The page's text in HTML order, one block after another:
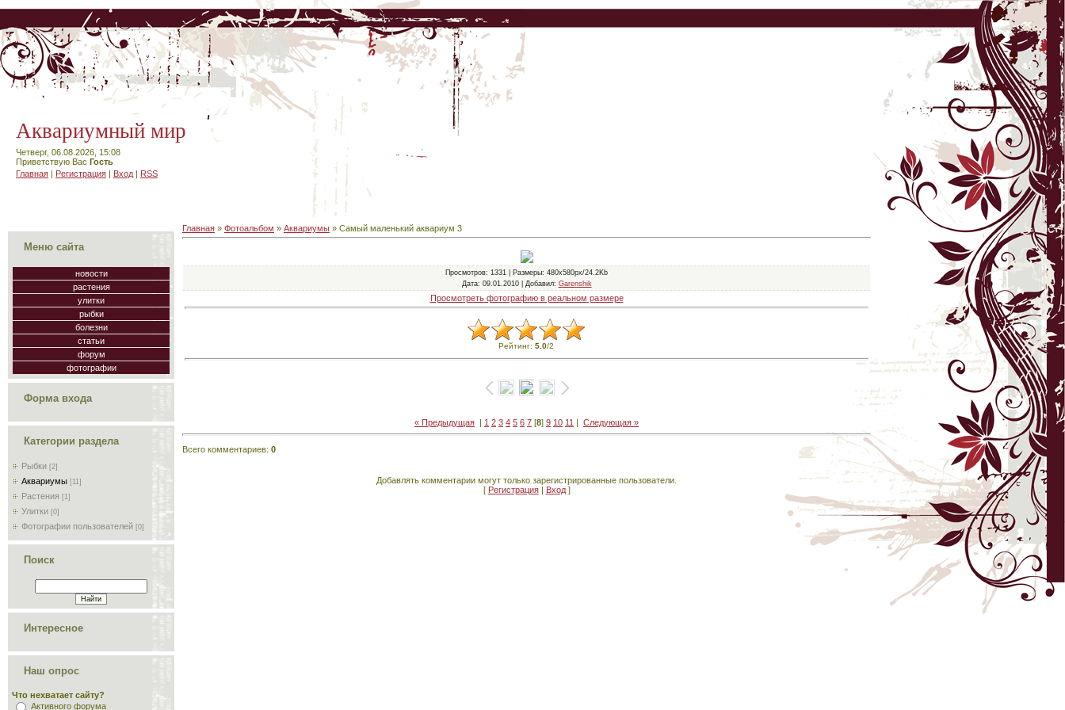
Аквариумный мир
Четверг, 06.08.2026, 15:08
Приветствую Вас Гость
Главная | Регистрация | Вход | RSS
Меню сайта
новости
растения
улитки
рыбки
болезни
статьи
форум
фотографии
Форма входа
Категории раздела
Рыбки [2]
Аквариумы [11]
Растения [1]
Улитки [0]
Фотографии пользователей [0]
Поиск
Интересное
Наш опрос
Что нехватает сайту?
Активного форума
Главная » Фотоальбом » Аквариумы » Самый маленький аквариум 3
Просмотров: 1331 | Размеры: 480x580px/24.2Kb
Дата: 09.01.2010 | Добавил: Garenshik
Просмотреть фотографию в реальном размере
Рейтинг: 5.0/2
« Предыдущая | 1 2 3 4 5 6 7 [8] 9 10 11 | Следующая »
Всего комментариев: 0
Добавлять комментарии могут только зарегистрированные пользователи.
[ Регистрация| Вход]